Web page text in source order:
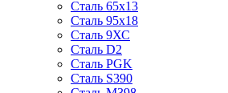
Сталь 65х13
Сталь 95х18
Сталь 9ХС
Сталь D2
Сталь PGK
Сталь S390